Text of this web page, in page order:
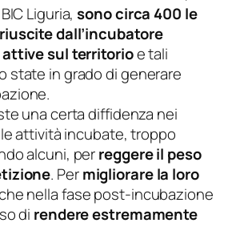
Liguria,sono circa 400 le
dall’incubatore
sul territorioe tali
state in grado di generare
una certa diffidenza nei
attività incubate, troppo
alcuni, perreggere il peso
. Permigliorare la loro
nella fase post-incubazione
di rendere estremamente